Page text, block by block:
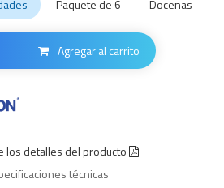
Paquete de 6 Docenas
Agregar al carrito
los detalles del producto
técnicas